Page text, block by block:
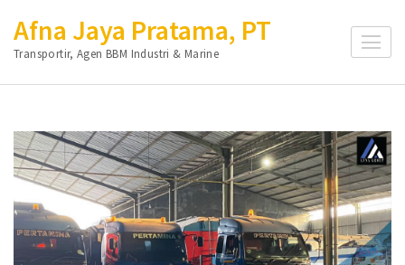
ke
konten
(Tekan
Afna Jaya Pratama, PT
Transportir, Agen BBM Industri & Marine